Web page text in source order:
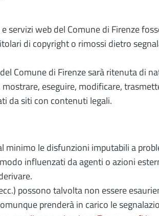
servizi web del Comune di Firenze
di copyright o rimossi dietro
Comune di Firenze sarà ritenuta di
eseguire, modificare,
da siti con contenuti legali.
minimo le disfunzioni imputabili a
influenzati da agenti o azioni
possono talvolta non essere
prenderà in carico le